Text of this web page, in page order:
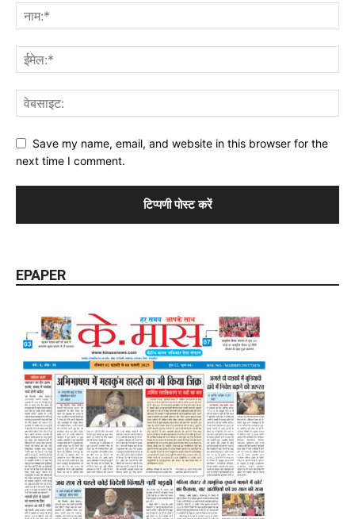
Save my name, email, and website in this browser for the
next time I comment.
EPAPER